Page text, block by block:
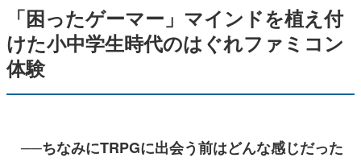
「困ったゲーマー」マインドを植え付
けた小中学生時代のはぐれファミコン
体験
──ちなみにTRPGに出会う前はどんな感じだった